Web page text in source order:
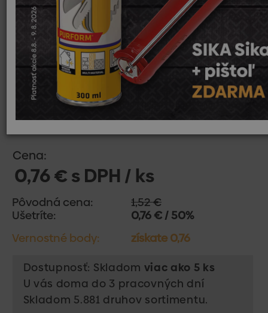
Cena:
0,76 € s DPH / ks
Pôvodná cena:
1,52 €
Ušetríte:
0,76 € / 50%
Vernostné body:
získate 0,76
Dostupnosť: Skladom viac ako 5 ks
U vás doma do 3 pracovných dní
Skladom 5.881 druhov sortimentu.